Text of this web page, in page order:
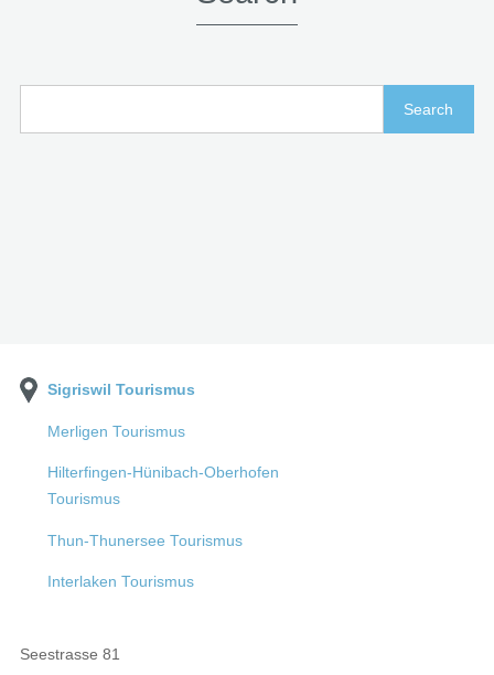
Sigriswil Tourismus
Merligen Tourismus
Hilterfingen-Hünibach-Oberhofen
Tourismus
Thun-Thunersee Tourismus
Interlaken Tourismus
Seestrasse 81